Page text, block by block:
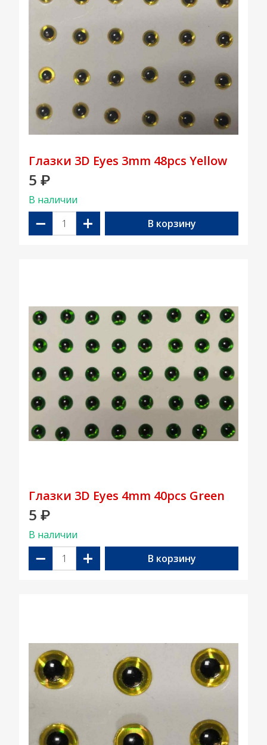
Глазки 3D Eyes 3mm 48pcs Yellow
5 ₽
В наличии
− + В корзину
Глазки 3D Eyes 4mm 40pcs Green
5 ₽
В наличии
− + В корзину